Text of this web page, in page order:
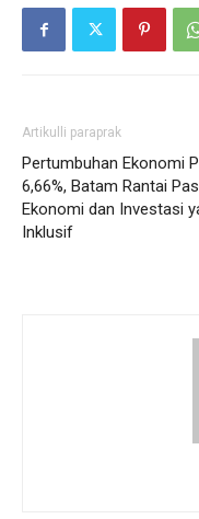
Artikulli paraprak
Pertumbuhan Ekonomi
6,66%, Batam Rantai
Ekonomi dan Investasi
Inklusif